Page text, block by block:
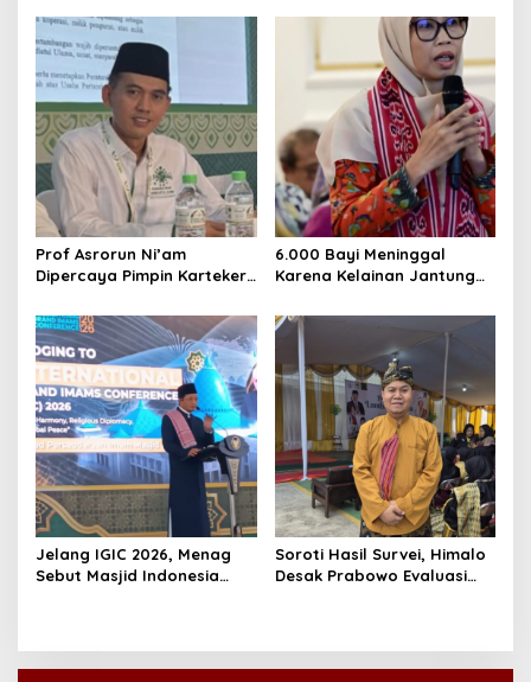
yang Layak
Massal
Prof Asrorun Ni’am
Dipercaya Pimpin Karteker
Regenerasi Kepemimpinan
NU
6.000 Bayi Meninggal
Karena Kelainan Jantung
Pemerataan Operasi
Jantung Anak
Jelang IGIC 2026, Menag
Sebut Masjid Indonesia
Soroti Hasil Survei, Himalo
Desak Prabowo Evaluasi